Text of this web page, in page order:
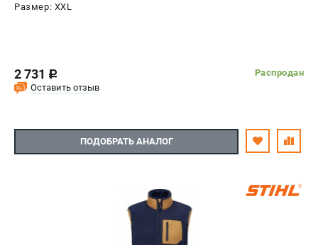
Размер: XXL
2 731 c
Распродан
Оставить отзыв
ПОДОБРАТЬ АНАЛОГ